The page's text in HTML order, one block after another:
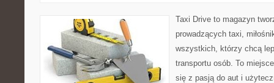
Taxi Drive to magazyn
prowadzących taxi,
wszystkich, którzy chcą
transportu osób. To
się z pasją do aut i